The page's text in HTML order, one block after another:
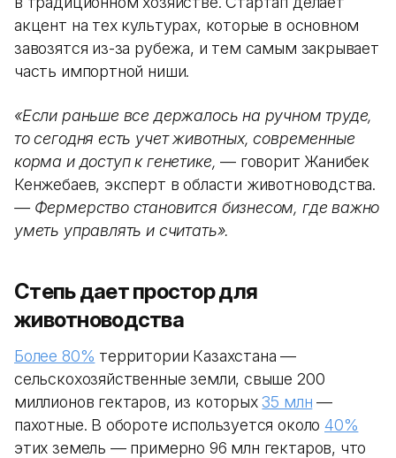
акцент на тех культурах, которые в основном
завозятся из-за рубежа, и тем самым закрывает
часть импортной ниши.
«Если раньше все держалось на ручном труде,
то сегодня есть учет животных, современные
корма и доступ к генетике,— говорит Жанибек
Кенжебаев, эксперт в области животноводства.
— Фермерство становится бизнесом, где важно
уметь управлять и считать».
Степь дает простор для
животноводства
Более 80% территории Казахстана —
сельскохозяйственные земли, свыше 200
миллионов гектаров, из которых 35 млн —
пахотные. В обороте используется около 40%
этих земель — примерно 96 млн гектаров, что